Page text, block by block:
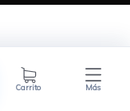
Carrito Más